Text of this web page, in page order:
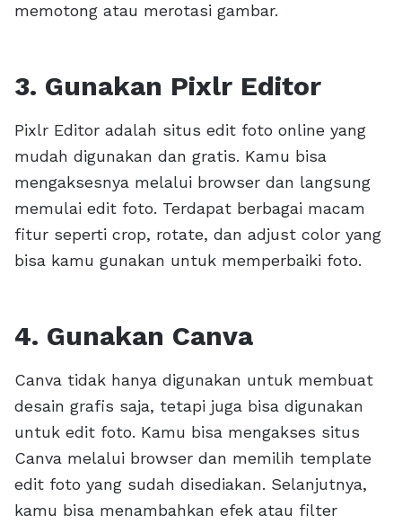
memotong atau merotasi gambar.
3. Gunakan Pixlr Editor
Pixlr Editor adalah situs edit foto online yang
mudah digunakan dan gratis. Kamu bisa
mengaksesnya melalui browser dan langsung
memulai edit foto. Terdapat berbagai macam
fitur seperti crop, rotate, dan adjust color yang
bisa kamu gunakan untuk memperbaiki foto.
4. Gunakan Canva
Canva tidak hanya digunakan untuk membuat
desain grafis saja, tetapi juga bisa digunakan
untuk edit foto. Kamu bisa mengakses situs
Canva melalui browser dan memilih template
edit foto yang sudah disediakan. Selanjutnya,
kamu bisa menambahkan efek atau filter